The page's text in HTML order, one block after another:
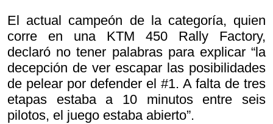
El actual campeón de la categoría, quien
corre en una KTM 450 Rally Factory,
declaró no tener palabras para explicar “la
decepción de ver escapar las posibilidades
de pelear por defender el #1. A falta de tres
etapas estaba a 10 minutos entre seis
pilotos, el juego estaba abierto”.